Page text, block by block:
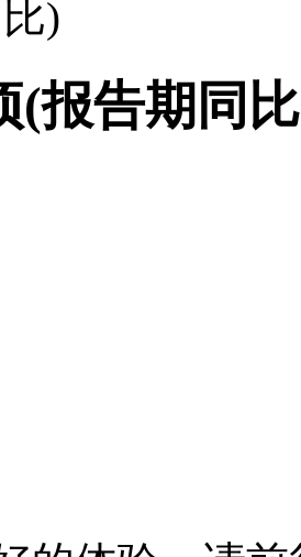
)
(报告期同